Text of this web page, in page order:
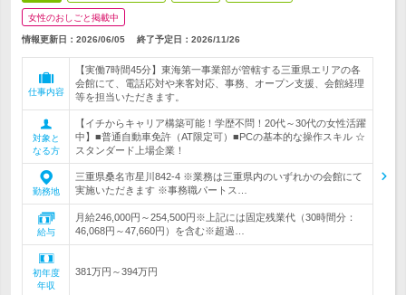
女性のおしごと掲載中
情報更新日：2026/06/05 終了予定日： 2026/11/26
仕事内容
【実働7時間45分】東海第一事業部が管轄する三重県エリアの各
会館にて、電話応対や来客対応、事務、オープン支援、会館経理
等を担当いただきます。
対象と
なる方
【イチからキャリア構築可能！学歴不問！20代～30代の女性活躍
中】■普通自動車免許（AT限定可）■PCの基本的な操作スキル ☆
スタンダード上場企業！
勤務地
三重県桑名市星川842-4 ※業務は三重県内のいずれかの会館にて
実施いただきます ※事務職パートス…
給与
月給246,000円～254,500円※上記には固定残業代（30時間分：
46,068円～47,660円）を含む※超過…
初年度
年収
381万円～394万円